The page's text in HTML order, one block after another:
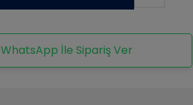
WhatsApp İle Sipariş Ver